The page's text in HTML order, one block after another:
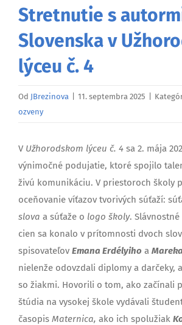
Stretnutie s
Slovenska v
lýceu č. 4
Od JBrezinova 11. septembra 2025
ozveny
V Užhorodskom lýceu č. 4 sa 2. mája
výnimočné podujatie, ktoré spojilo
živú komunikáciu. V priestoroch školy
oceňovanie víťazov tvorivých súťaží:
slova a súťaže o logo školy.
cien sa konalo v prítomnosti dvoch
spisovateľov Emana Erdélyiho a
nielenže odovzdali diplomy a darčeky,
so žiakmi. Hovorili o tom, ako začínali
štúdia na vysokej škole vydávali
časopis Maternica, ako ich spolužiak